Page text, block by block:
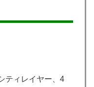
ティレイヤー、4